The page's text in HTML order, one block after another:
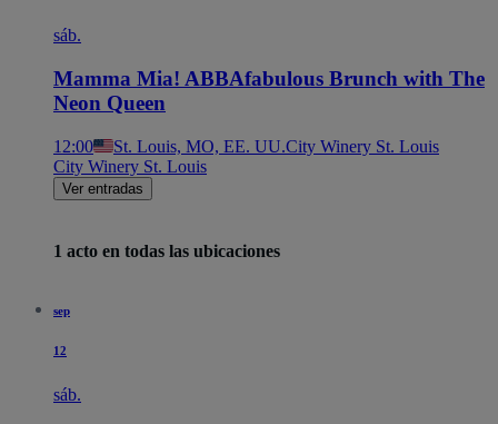
sáb.
Mamma Mia! ABBAfabulous Brunch with The
Neon Queen
12:00 St. Louis, MO, EE. UU.City Winery St. Louis
City Winery St. Louis
Ver entradas
1 acto en todas las ubicaciones
sep
12
sáb.